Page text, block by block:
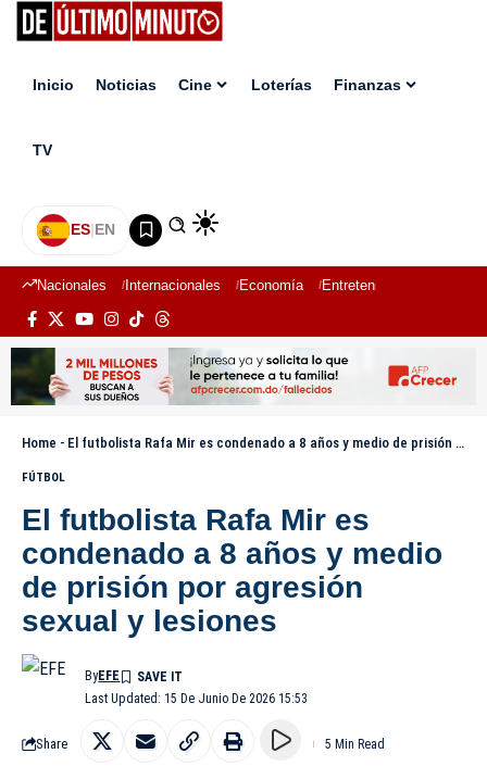
Inicio Noticias Cine Loterías Finanzas
TV
ES|EN
Nacionales Internacionales Economía Entretenimiento
Home - El futbolista Rafa Mir es condenado a 8 años y medio de prisión por agresión sexual y lesiones
FÚTBOL
El futbolista Rafa Mir es
condenado a 8 años y medio
de prisión por agresión
sexual y lesiones
Last Updated: 15 De Junio De 2026 15:53
ByEFE
Share 5 Min Read